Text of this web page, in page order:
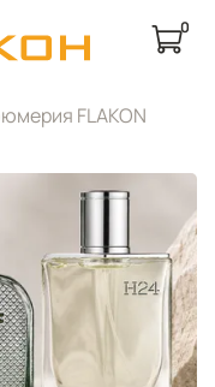
0
FLAKON